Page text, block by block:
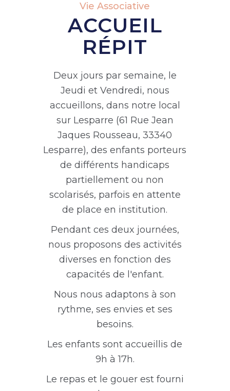
Vie Associative
ACCUEIL
RÉPIT
Deux jours par semaine, le
Jeudi et Vendredi, nous
accueillons, dans notre local
sur Lesparre (61 Rue Jean
Jaques Rousseau, 33340
Lesparre), des enfants porteurs
de différents handicaps
partiellement ou non
scolarisés, parfois en attente
de place en institution.
Pendant ces deux journées,
nous proposons des activités
diverses en fonction des
capacités de l'enfant.
Nous nous adaptons à son
rythme, ses envies et ses
besoins.
Les enfants sont accueillis de
9h à 17h.
Le repas et le gouer est fourni